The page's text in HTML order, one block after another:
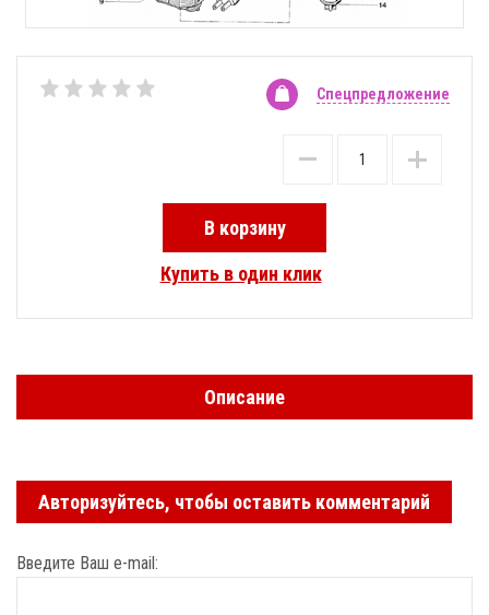
Спецпредложение
В корзину
Купить в один клик
Описание
Авторизуйтесь, чтобы оставить комментарий
Введите Ваш e-mail: